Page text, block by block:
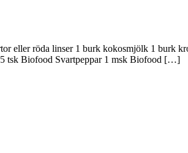
röda linser 1 burk kokosmjölk 1 burk
tsk Biofood Svartpeppar 1 msk Biofood […]